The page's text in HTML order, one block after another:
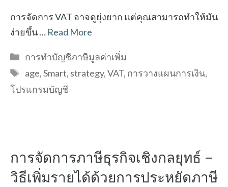
การจัดการ VAT อาจดูยุ่งยาก แต่คุณสามารถทำให้มัน
ง่ายขึ้น … Read More
Categories
การทำบัญชีภาษีมูลค่าเพิ่ม
Tags
age,Smart, strategy,VAT, การวางแผนการเงิน,
โปรแกรมบัญชี
การจัดการภาษีธุรกิจเชิงกลยุทธ์ –
วิธีเพิ่มรายได้ด้วยการประหยัดภาษี